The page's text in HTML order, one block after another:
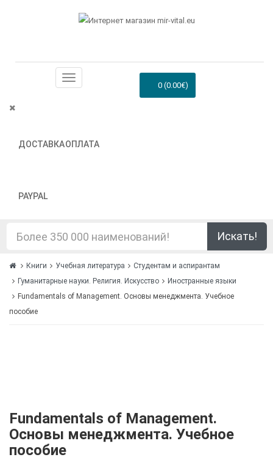
ДОСТАВКАОПЛАТА
PAYPAL
0 (0.00€)
Искать!
Книги Учебная литература
Студентам и аспирантам
Гуманитарные науки. Религия. Искусство
Иностранные языки
Fundamentals of Management. Основы менеджмента. Учебное
пособие
Fundamentals of Management.
Основы менеджмента. Учебное
пособие